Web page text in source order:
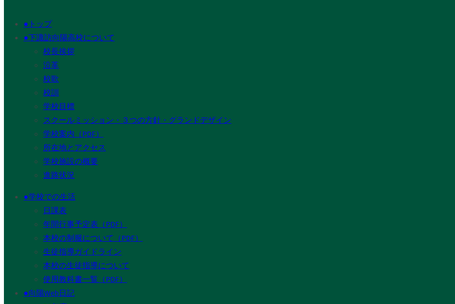
●トップ
●下諏訪向陽高校について
校長挨拶
沿革
校歌
校訓
学校目標
スクールミッション・３つの方針・グランドデザイン
学校案内（PDF）
所在地とアクセス
学校施設の概要
進路状況
●学校での生活
日課表
年間行事予定表（PDF）
本校の制服について（PDF）
生徒指導ガイドライン
本校の生徒指導について
使用教科書一覧（PDF）
●向陽Web日記